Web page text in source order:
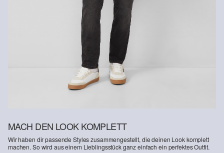
MACH DEN LOOK KOMPLETT
Wir haben dir passende Styles zusammengestellt, die deinen Look komplett
machen. So wird aus einem Lieblingsstück ganz einfach ein perfektes Outfit.